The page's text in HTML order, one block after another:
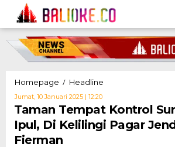
content
Homepage / Headline
Sungai
Gus
Jumat, 10 Januari 2025 | 12:20Oleh
Redaksi
Taman Tempat Kontrol
Ipul, Di Kelilingi Pagar
Fierman